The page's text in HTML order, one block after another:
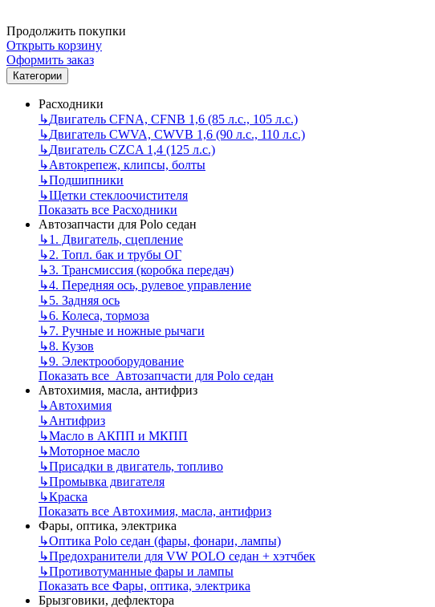
Продолжить покупки
Открыть корзину
Оформить заказ
Категории
Расходники
↳Двигатель CFNA, CFNB 1,6 (85 л.с., 105 л.с.)
↳Двигатель CWVA, CWVB 1,6 (90 л.с., 110 л.с.)
↳Двигатель CZCA 1,4 (125 л.с.)
↳Автокрепеж, клипсы, болты
↳Подшипники
↳Щетки стеклоочистителя
Показать все Расходники
Автозапчасти для Polo седан
↳1. Двигатель, сцепление
↳2. Топл. бак и трубы ОГ
↳3. Трансмиссия (коробка передач)
↳4. Передняя ось, рулевое управление
↳5. Задняя ось
↳6. Колеса, тормоза
↳7. Ручные и ножные рычаги
↳8. Кузов
↳9. Электрооборудование
Показать все Автозапчасти для Polo седан
Автохимия, масла, антифриз
↳Автохимия
↳Антифриз
↳Масло в АКПП и МКПП
↳Моторное масло
↳Присадки в двигатель, топливо
↳Промывка двигателя
↳Краска
Показать все Автохимия, масла, антифриз
Фары, оптика, электрика
↳Оптика Polo седан (фары, фонари, лампы)
↳Предохранители для VW POLO седан + хэтчбек
↳Противотуманные фары и лампы
Показать все Фары, оптика, электрика
Брызговики, дефлектора